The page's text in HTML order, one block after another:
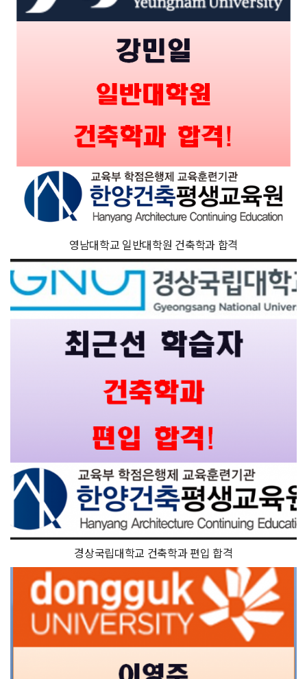
영남대학교 일반대학원 건축학과 합격
경상국립대학교 건축학과 편입 합격